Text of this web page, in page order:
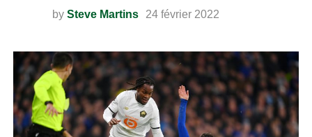
by Steve Martins 24 février 2022